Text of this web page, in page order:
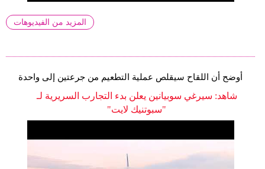
المزيد من الفيديوهات
أوضح أن اللقاح سيقلص عملية التطعيم من جرعتين إلى واحدة
شاهد: سيرغي سوبيانين يعلن بدء التجارب السريرية لـ
"سبوتنيك لايت"